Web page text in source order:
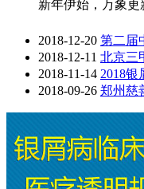
新年伊始，万象
2018-12-20 第二届
2018-12-11 北京三
2018-11-14 2018
2018-09-26 郑州慈